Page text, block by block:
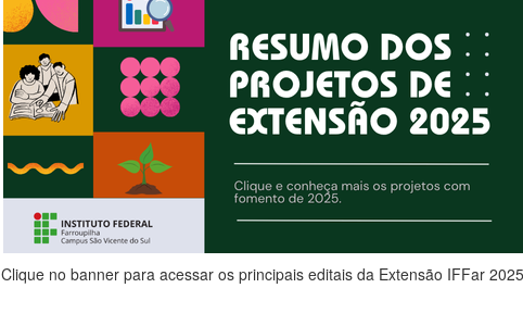
Clique no banner para acessar os principais editais da Extensão IFFar